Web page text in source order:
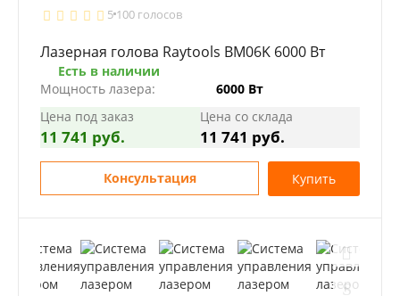
5 100 голосов
Лазерная голова Raytools BM06K 6000 Вт
Есть в наличии
Мощность лазера:
6000 Вт
Цена под заказ
11 741 руб.
Цена со склада
11 741 руб.
Консультация Купить